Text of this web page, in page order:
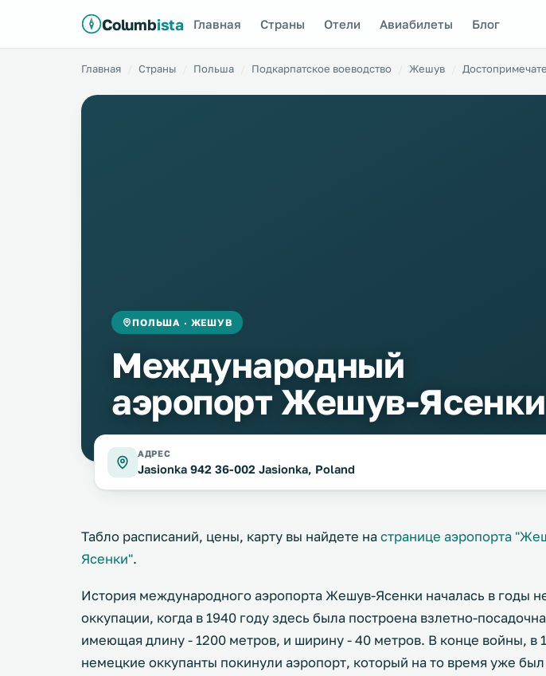
Columbista Главная Страны Отели Авиабилеты Блог
Главная Страны Польша Подкарпатское воеводство Жешув
ПОЛЬША · ЖЕШУВ
Международный
аэропорт Жешув-Ясенки
АДРЕС
Jasionka 942 36-002 Jasionka, Poland
Табло расписаний, цены, карту вы найдете на странице аэропорта
Ясенки".
История международного аэропорта Жешув-Ясенки началась в годы
оккупации, когда в 1940 году здесь была построена взлетно-
имеющая длину - 1200 метров, и ширину - 40 метров. В конце войны, в
немецкие оккупанты покинули аэропорт, который на то время уже